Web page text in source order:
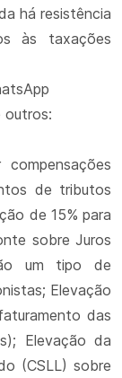
há resistência
às taxações
outros:
de tributos
de 15% para
sobre Juros
um tipo de
Elevação
das
Elevação da
(CSLL) sobre